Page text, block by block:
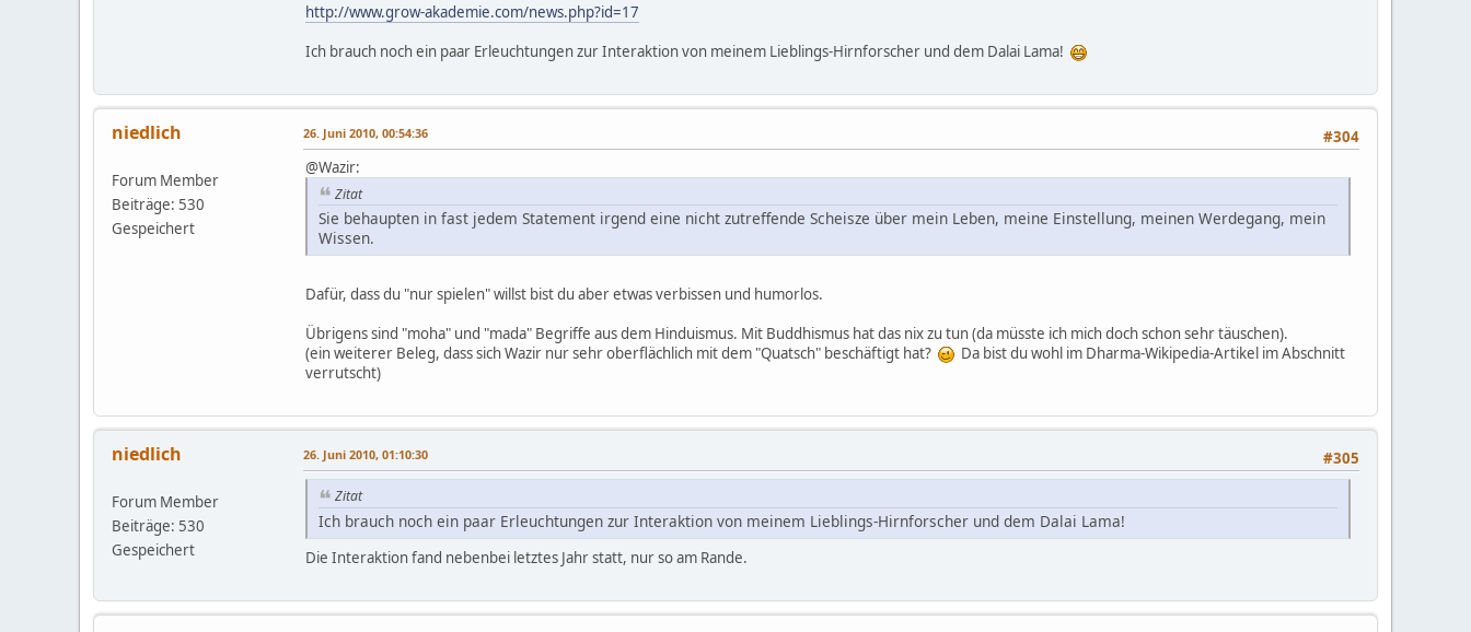
http://www.grow-akademie.com/news.php?id=17
Ich brauch noch ein paar Erleuchtungen zur Interaktion von meinem Lieblings-Hirnforscher und dem Dalai Lama!
niedlich
Forum Member
Beiträge: 530
Gespeichert
#304
26. Juni 2010, 00:54:36
@Wazir:
Zitat
Sie behaupten in fast jedem Statement irgend eine nicht zutreffende Scheisze über mein Leben, meine Einstellung, meinen Werdegang, mein
Wissen.
Dafür, dass du "nur spielen" willst bist du aber etwas verbissen und humorlos.
Übrigens sind "moha" und "mada" Begriffe aus dem Hinduismus. Mit Buddhismus hat das nix zu tun (da müsste ich mich doch schon sehr täuschen).
(ein weiterer Beleg, dass sich Wazir nur sehr oberflächlich mit dem "Quatsch" beschäftigt hat?
Da bist du wohl im Dharma-Wikipedia-Artikel im Abschnitt
verrutscht)
niedlich
Forum Member
Beiträge: 530
Gespeichert
#305
26. Juni 2010, 01:10:30
Zitat
Ich brauch noch ein paar Erleuchtungen zur Interaktion von meinem Lieblings-Hirnforscher und dem Dalai Lama!
Die Interaktion fand nebenbei letztes Jahr statt, nur so am Rande.